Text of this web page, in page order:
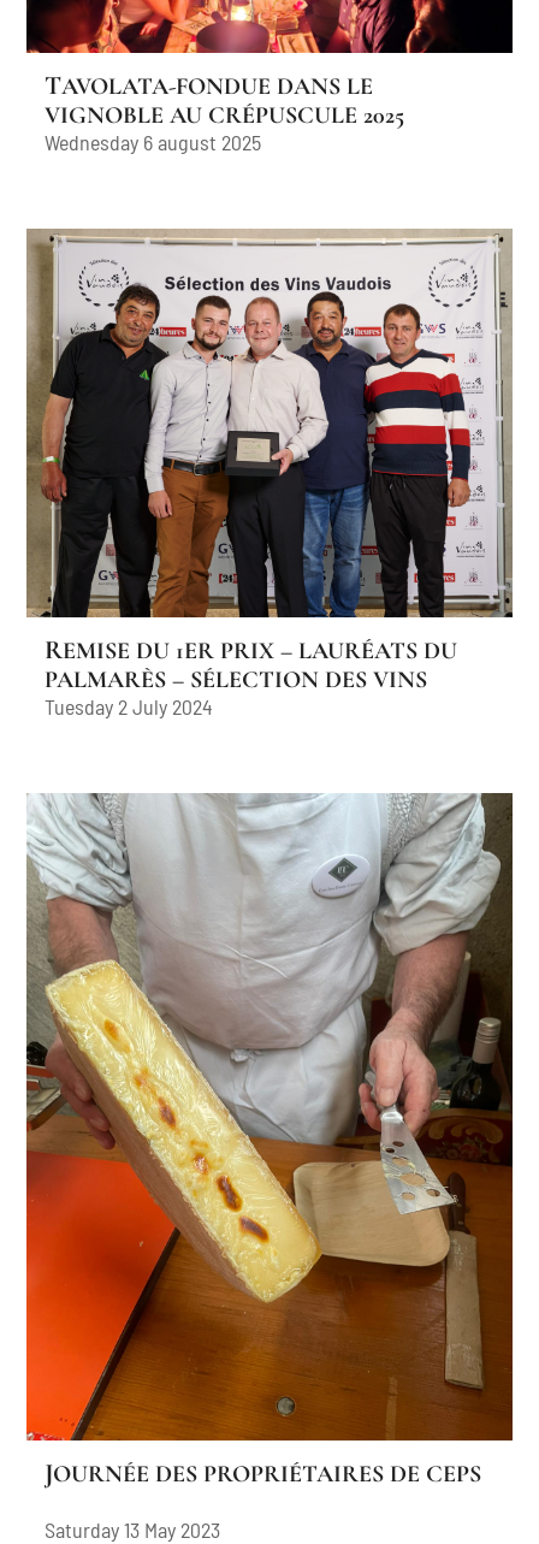
TAVOLATA-FONDUE DANS LE
VIGNOBLE AU CRÉPUSCULE 2025
Wednesday 6 august 2025
REMISE DU 1ER PRIX – LAURÉATS DU
PALMARÈS – SÉLECTION DES VINS
VAUDOIS 2024
Tuesday 2 July 2024
JOURNÉE DES PROPRIÉTAIRES DE CEPS
Saturday 13 May 2023